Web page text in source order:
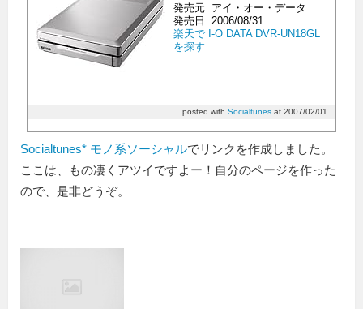
発売元: アイ・オー・データ
発売日: 2006/08/31
楽天で I-O DATA DVR-UN18GL
を探す
posted with Socialtunes at 2007/02/01
Socialtunes* モノ系ソーシャルでリンクを作成しました。
ここは、もの凄くアツイですよー！自分のページを作った
ので、是非どうぞ。